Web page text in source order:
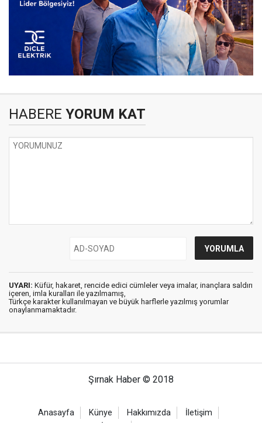
HABERE YORUM KAT
UYARI: Küfür, hakaret, rencide edici cümleler veya imalar, inançlara saldırı
içeren, imla kuralları ile yazılmamış,
Türkçe karakter kullanılmayan ve büyük harflerle yazılmış yorumlar
onaylanmamaktadır.
Şırnak Haber © 2018
Anasayfa Künye Hakkımızda
İletişim